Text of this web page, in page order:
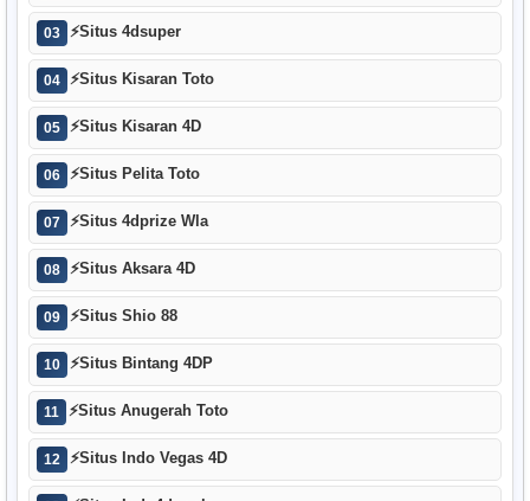
03 ⚡Situs 4dsuper
04 ⚡Situs Kisaran Toto
05 ⚡Situs Kisaran 4D
06 ⚡Situs Pelita Toto
07 ⚡Situs 4dprize Wla
08 ⚡Situs Aksara 4D
09 ⚡Situs Shio 88
10 ⚡Situs Bintang 4DP
11 ⚡Situs Anugerah Toto
12 ⚡Situs Indo Vegas 4D